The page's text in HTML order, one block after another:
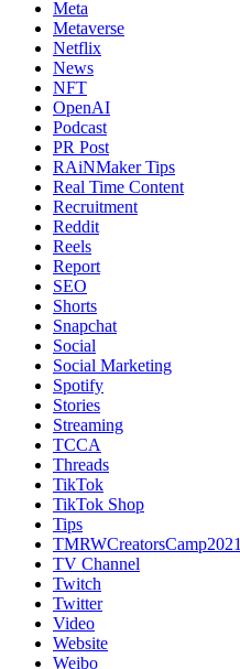
Meta
Metaverse
Netflix
News
NFT
OpenAI
Podcast
PR Post
RAiNMaker Tips
Real Time Content
Recruitment
Reddit
Reels
Report
SEO
Shorts
Snapchat
Social
Social Marketing
Spotify
Stories
Streaming
TCCA
Threads
TikTok
TikTok Shop
Tips
TMRWCreatorsCamp2021
TV Channel
Twitch
Twitter
Video
Website
Weibo